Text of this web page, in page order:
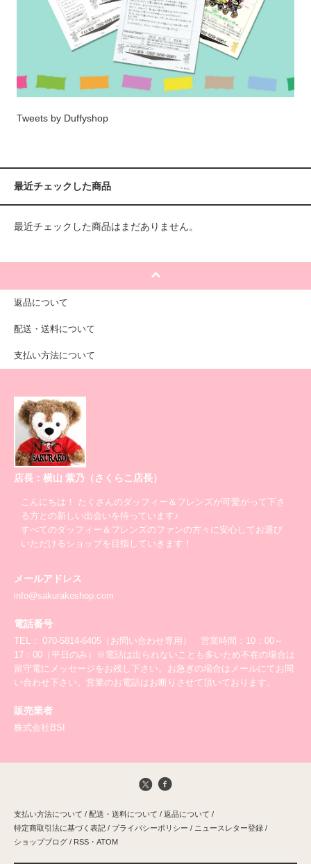
Tweets by Duffyshop
最近チェックした商品
最近チェックした商品はまだありません。
返品について
配送・送料について
支払い方法について
店長：横山 紫乃（さくらこ店長）
こんにちは！ たくさんのダッフィー＆フレンズが可愛がって下さ
る方との新しい出会いを待っています♪
すべてのダッフィー＆フレンズのファンの方々に安心してお選び
いただけるショップを目指していきます！
メールアドレス
info@sakurakoshop.com
電話番号
TEL： 070-5814-6405（お問い合わせ専用） 営業時間：10：00～
17：00（平日のみ）※電話は出られないことも多いため不在の場合は
留守電にメッセージをお残し下さい。お急ぎの場合はメールにてお問
い合わせ下さい。営業のお電話はお断りさせて頂いております。
販売業者
株式会社BSI
支払い方法について / 配送・送料について / 返品について /
特定商取引法に基づく表記 / プライバシーポリシー / ニュースレター登録 /
ショップブログ / RSS ・ ATOM